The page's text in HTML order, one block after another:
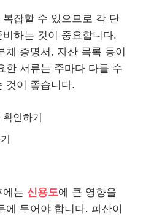
복잡할 수 있으므로 각 단
하는 것이 중요합니다.
채 증명서, 자산 목록 등이
한 서류는 주마다 다를 수
것이 좋습니다.
확인하기
에는 신용도에 큰 영향을
에 두어야 합니다. 파산이